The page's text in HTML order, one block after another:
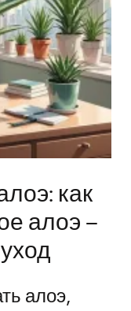
как
алоэ –
алоэ,